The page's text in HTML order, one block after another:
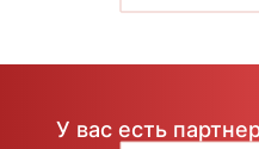
У вас есть